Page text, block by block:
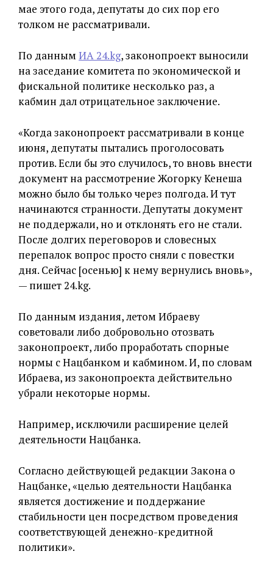
мае этого года, депутаты до сих пор его
толком не рассматривали.
По даннымИА 24.kg, законопроект выносили
на заседание комитета по экономической и
фискальной политике несколько раз, а
кабмин дал отрицательное заключение.
«Когда законопроект рассматривали в конце
июня, депутаты пытались проголосовать
против. Если бы это случилось, то вновь внести
документ на рассмотрение Жогорку Кенеша
можно было бы только через полгода. И тут
начинаются странности. Депутаты документ
не поддержали, но и отклонять его не стали.
После долгих переговоров и словесных
перепалок вопрос просто сняли с повестки
дня. Сейчас [осенью] к нему вернулись вновь»,
— пишет 24.kg.
По данным издания, летом Ибраеву
советовали либо добровольно отозвать
законопроект, либо проработать спорные
нормы с Нацбанком и кабмином. И, по словам
Ибраева, из законопроекта действительно
убрали некоторые нормы.
Например, исключили расширение целей
деятельности Нацбанка.
Согласно действующей редакции Закона о
Нацбанке, «целью деятельности Нацбанка
является достижение и поддержание
стабильности цен посредством проведения
соответствующей денежно-кредитной
политики».